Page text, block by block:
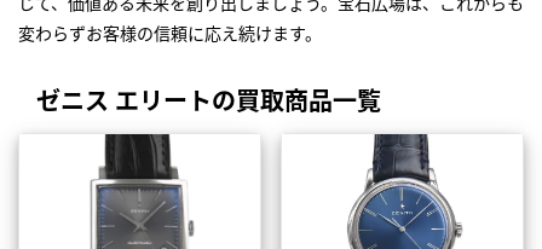
変わらずお客様の信頼に応え続けます。
ゼニス エリートの買取商品一覧